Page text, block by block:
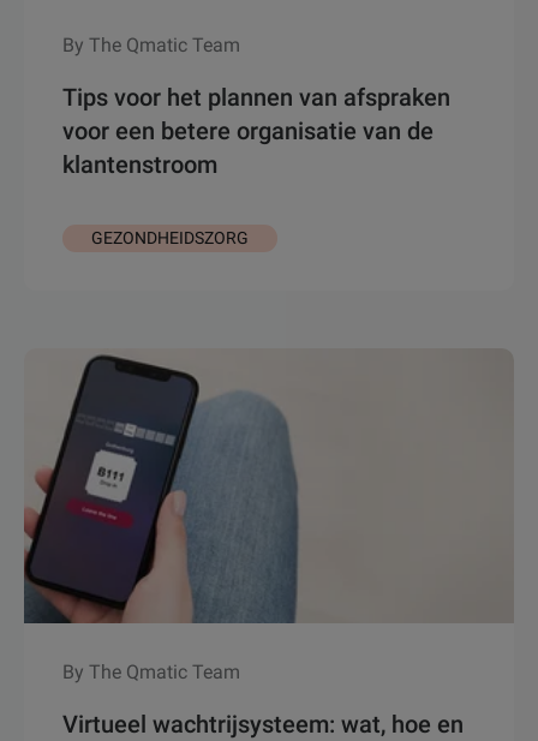
By The Qmatic Team
Tips voor het plannen van afspraken
voor een betere organisatie van de
klantenstroom
GEZONDHEIDSZORG
By The Qmatic Team
Virtueel wachtrijsysteem: wat, hoe en